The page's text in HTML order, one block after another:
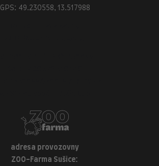
GPS: 49.230558, 13.517988
adresa provozovny
ZOO-Farma Sušice: